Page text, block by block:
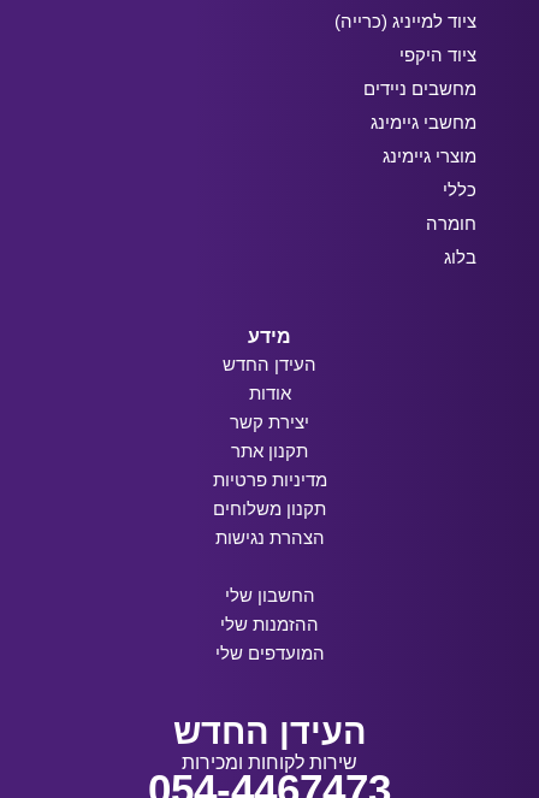
ציוד למייניג (כרייה)
ציוד היקפי
מחשבים ניידים
מחשבי גיימינג
מוצרי גיימינג
כללי
חומרה
בלוג
מידע
העידן החדש
אודות
יצירת קשר
תקנון אתר
מדיניות פרטיות
תקנון משלוחים
הצהרת נגישות
החשבון שלי
ההזמנות שלי
המועדפים שלי
העידן החדש
שירות לקוחות ומכירות